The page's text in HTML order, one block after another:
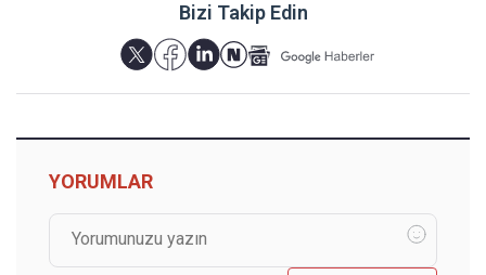
Bizi Takip Edin
YORUMLAR